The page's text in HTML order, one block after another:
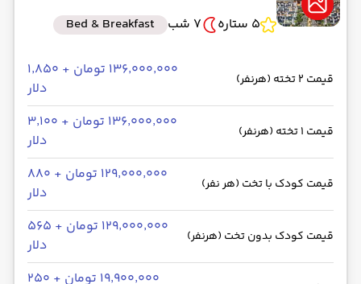
5 ستاره
7 شب Bed & Breakfast
قیمت 2 تخته (هرنفر)
۱۳۶٬۰۰۰٬۰۰۰ تومان + ۱٬۸۵۰
دلار
قیمت 1 تخته (هرنفر)
۱۳۶٬۰۰۰٬۰۰۰ تومان + ۳٬۱۰۰
دلار
قیمت کودک با تخت (هر نفر)
۱۲۹٬۰۰۰٬۰۰۰ تومان + ۸۸۰
دلار
قیمت کودک بدون تخت (هرنفر)
۱۲۹٬۰۰۰٬۰۰۰ تومان + ۵۶۵
دلار
۱۹٬۹۰۰٬۰۰۰ تومان + ۲۵۰